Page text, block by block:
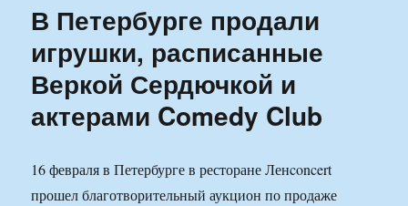
В Петербурге продали
игрушки, расписанные
Веркой Сердючкой и
актерами Comedy Club
16 февраля в Петербурге в ресторане Ленconcert
прошел благотворительный аукцион по продаже